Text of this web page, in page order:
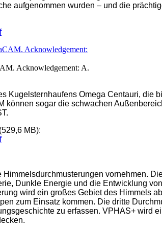
aufgenommen wurden – und die
Acknowledgement: A.
Kugelsternhaufens Omega Centauri, die
sogar die schwachen
MB):
vornehmen.
Dunkle Energie und die Entwicklung
wird ein großes Gebiet des Himmels
zum Einsatz kommen. Die dritte
zu erfassen. VPHAS+